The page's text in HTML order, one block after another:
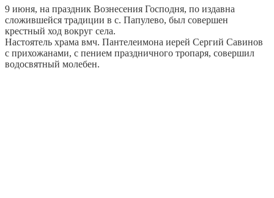
9 июня, на праздник Вознесения Господня, по издавна
сложившейся традиции в с. Папулево, был совершен
крестный ход вокруг села.
Настоятель храма вмч. Пантелеимона иерей Сергий Савинов
с прихожанами, с пением праздничного тропаря, совершил
водосвятный молебен.